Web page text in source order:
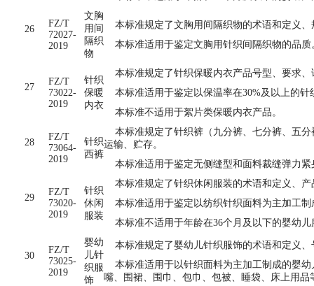
26
FZ/T
72027-
2019
文胸
用间
隔织
物
本标准规定了文胸用间隔织物的术语和定义、
本标准适用于鉴定文胸用针织间隔织物的品质
27
FZ/T
73022-
2019
针织
保暖
内衣
本标准规定了针织保暖内衣产品号型、要求
本标准适用于鉴定以保温率在30%及以上的针
本标准不适用于絮片类保暖内衣产品。
28
FZ/T
73064-
2019
针织
西裤
本标准规定了针织裤（九分裤、七分裤、五分
运输、贮存。
本标准适用于鉴定无侧缝型和面料裁缝弹力
29
FZ/T
73020-
2019
针织
休闲
服装
本标准规定了针织休闲服装的术语和定义、
本标准适用于鉴定以纺织针织面料为主加工制
本标准不适用于年龄在36个月及以下的婴幼儿
30
FZ/T
73025-
2019
婴幼
儿针
织服
饰
本标准规定了婴幼儿针织服饰的术语和定义
本标准适用于以针织面料为主加工制成的婴幼
嘴、围裙、围巾、包巾、包被、睡袋、床上用品